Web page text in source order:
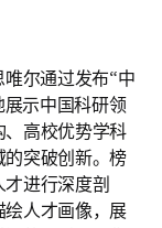
尔通过发布“中
展示中国科研领
高校优势学科
突破创新。榜
进行深度剖
人才画像，展